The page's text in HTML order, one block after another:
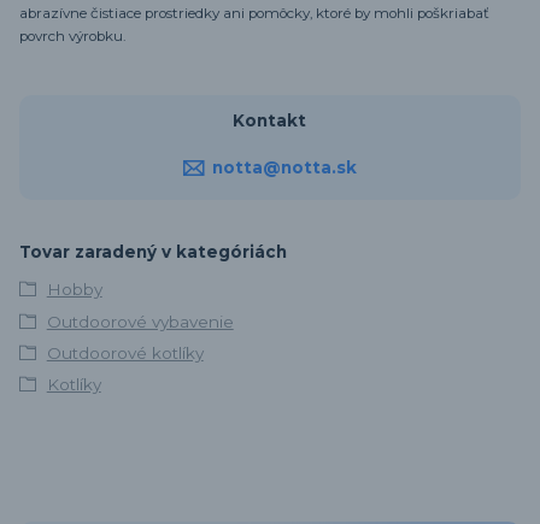
abrazívne čistiace prostriedky ani pomôcky, ktoré by mohli poškriabať
povrch výrobku.
Kontakt
notta@notta.sk
Tovar zaradený v kategóriách
Hobby
Outdoorové vybavenie
Outdoorové kotlíky
Kotlíky